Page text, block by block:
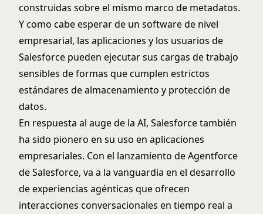
construidas sobre el mismo marco de metadatos.
Y como cabe esperar de un software de nivel
empresarial, las aplicaciones y los usuarios de
Salesforce pueden ejecutar sus cargas de trabajo
sensibles de formas que cumplen estrictos
estándares de almacenamiento y protección de
datos.
En respuesta al auge de la AI, Salesforce también
ha sido pionero en su uso en aplicaciones
empresariales. Con el lanzamiento de Agentforce
de Salesforce, va a la vanguardia en el desarrollo
de experiencias agénticas que ofrecen
interacciones conversacionales en tiempo real a